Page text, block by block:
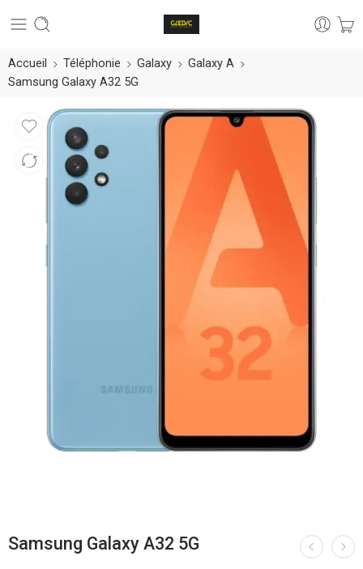
Accueil Téléphonie Galaxy
Galaxy A
Samsung Galaxy A32 5G
Samsung Galaxy A32 5G